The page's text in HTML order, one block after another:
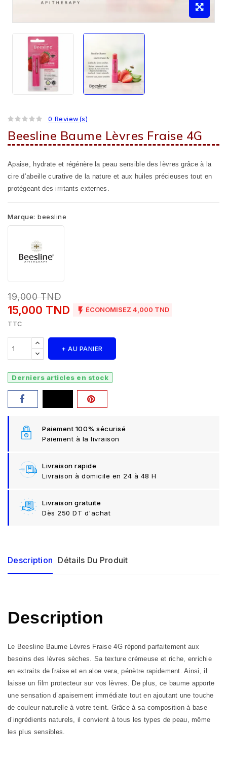
0 Review(s)
Beesline Baume Lèvres Fraise 4G
Apaise, hydrate et régénère la peau sensible des lèvres grâce à la
cire d’abeille curative de la nature et aux huiles précieuses tout en
protégeant des irritants externes.
Marque: beesline
19,000 TND
15,000 TND  ÉCONOMISEZ 4,000 TND
TTC
+ AU PANIER
Derniers articles en stock
Paiement 100% sécurisé
Paiement à la livraison
Livraison rapide
Livraison à domicile en 24 à 48 H
Livraison gratuite
Dès 250 DT d'achat
Description Détails Du Produit
Description
Le Beesline Baume Lèvres Fraise 4G répond parfaitement aux
besoins des lèvres sèches. Sa texture crémeuse et riche, enrichie
en extraits de fraise et en aloe vera, pénètre rapidement. Ainsi, il
laisse un film protecteur sur vos lèvres. De plus, ce baume apporte
une sensation d’apaisement immédiate tout en ajoutant une touche
de couleur naturelle à votre teint. Grâce à sa composition à base
d’ingrédients naturels, il convient à tous les types de peau, même
les plus sensibles.